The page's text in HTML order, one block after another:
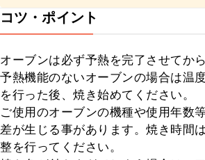
使って広げると描きやすいですよ。
コツ・ポイント
オーブンは必ず予熱を完了させてか
予熱機能のないオーブンの場合は温
を行った後、焼き始めてください。
ご使用のオーブンの機種や使用年数
差が生じる事があります。焼き時間
整を行ってください。